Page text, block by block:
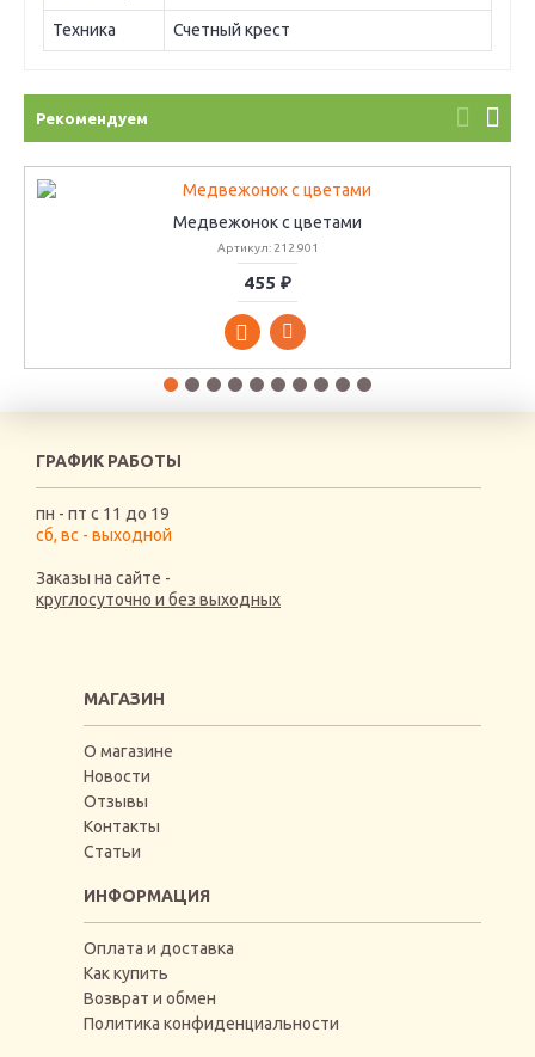
Техника Счетный крест
Рекомендуем
Медвежонок с цветами
Артикул: 212.901
455 ₽
ГРАФИК РАБОТЫ
пн - пт с 11 до 19
сб, вс - выходной
Заказы на сайте -
круглосуточно и без выходных
МАГАЗИН
О магазине
Новости
Отзывы
Контакты
Статьи
ИНФОРМАЦИЯ
Оплата и доставка
Как купить
Возврат и обмен
Политика конфиденциальности